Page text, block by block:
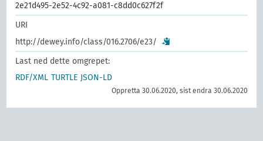
2e21d495-2e52-4c92-a081-c8dd0c627f2f
URI
http://dewey.info/class/016.2706/e23/
Last ned dette omgrepet:
RDF/XML TURTLE JSON-LD
Oppretta 30.06.2020, sist endra 30.06.2020